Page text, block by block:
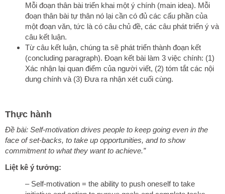
Mỗi đoạn thân bài triển khai một ý chính (main idea). Mỗi
đoạn thân bài tự thân nó lại cần có đủ các cấu phần của
một đoạn văn, tức là có câu chủ đề, các câu phát triển ý và
câu kết luận.
Từ câu kết luận, chúng ta sẽ phát triển thành đoạn kết
(concluding paragraph). Đoạn kết bài làm 3 việc chính: (1)
Xác nhận lại quan điểm của người viết, (2) tóm tắt các nội
dung chính và (3) Đưa ra nhận xét cuối cùng.
Thực hành
Đề bài: Self-motivation drives people to keep going even in the
face of set-backs, to take up opportunities, and to show
commitment to what they want to achieve.”
Liệt kê ý tưởng:
– Self-motivation = the ability to push oneself to take